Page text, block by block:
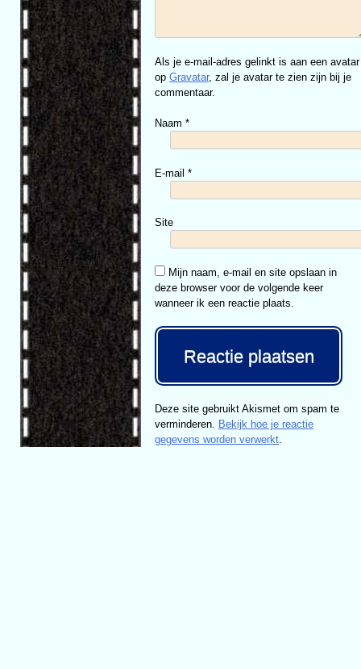
Als je e-mail-adres gelinkt is aan een avatar
op Gravatar, zal je avatar te zien zijn bij je
commentaar.
Naam *
E-mail *
Site
Mijn naam, e-mail en site opslaan in
deze browser voor de volgende keer
wanneer ik een reactie plaats.
Deze site gebruikt Akismet om spam te
verminderen.
Bekijk hoe je reactie
gegevens worden verwerkt